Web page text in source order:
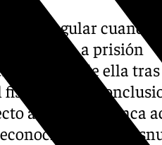
irregular cuando
enfrentan a prisión
de ella tras
fiscal en sus
a esto que nunca
que la